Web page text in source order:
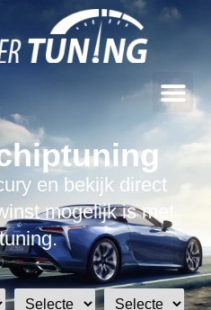
en bekijk direct
mogelijk is met